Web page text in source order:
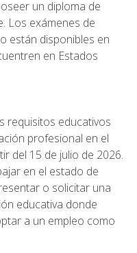
un diploma de
Los exámenes de
están disponibles en
en Estados
requisitos educativos
profesional en el
del 15 de julio de 2026.
en el estado de
o solicitar una
educativa donde
a un empleo como